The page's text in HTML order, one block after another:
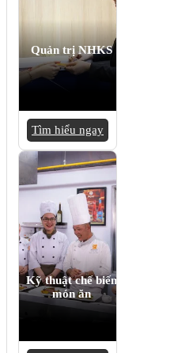
Quản trị NHKS
Tìm hiểu ngay
Kỹ thuật chế biến
món ăn